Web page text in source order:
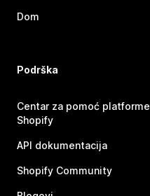
Dom
Podrška
Centar za pomoć platforme
Shopify
API dokumentacija
Shopify Community